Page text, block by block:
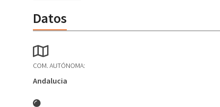
Datos
COM. AUTÓNOMA:
Andalucia